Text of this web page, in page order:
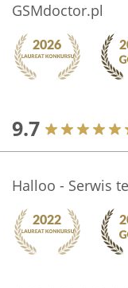
GSMdoctor.pl
9.7
Halloo - Serwis